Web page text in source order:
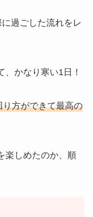
過ごした流れをレ
、かなり寒い1日！
方ができて最高の
楽しめたのか、順